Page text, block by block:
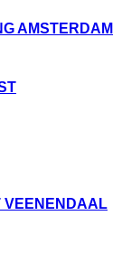
AMSTERDAM
VEENENDAAL